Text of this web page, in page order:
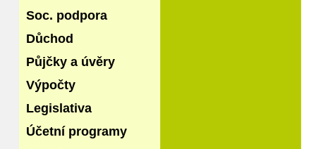
Soc. podpora
Důchod
Půjčky a úvěry
Výpočty
Legislativa
Účetní programy